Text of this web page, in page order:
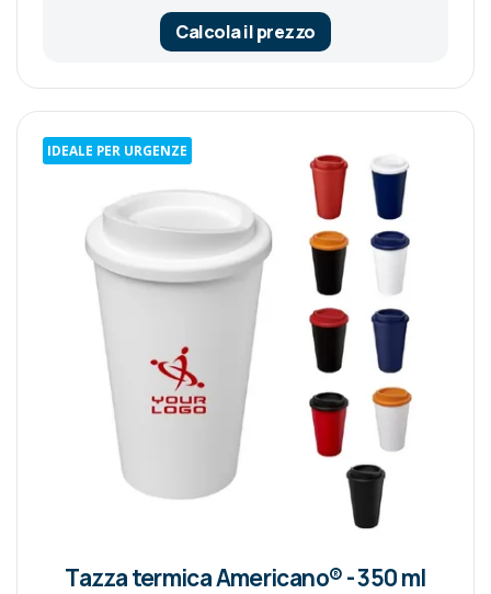
Calcola il prezzo
IDEALE PER URGENZE
Tazza termica Americano® - 350 ml